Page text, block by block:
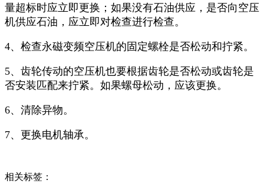
量超标时应立即更换；如果没有石油供应，是否向空压
机供应石油，应立即对检查进行检查。
4、检查永磁变频空压机的固定螺栓是否松动和拧紧。
5、齿轮传动的空压机也要根据齿轮是否松动或齿轮是
否安装匹配来拧紧。如果螺母松动，应该更换。
6、清除异物。
7、更换电机轴承。
相关标签：